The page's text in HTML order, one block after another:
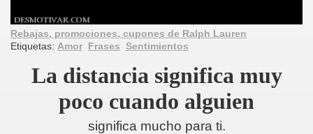
Rebajas, promociones, cupones de Ralph Lauren
Etiquetas: Amor Frases Sentimientos
La distancia significa muy
poco cuando alguien
significa mucho para ti.